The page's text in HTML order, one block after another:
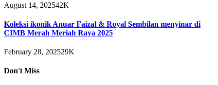
August 14, 202542K
Koleksi ikonik Anuar Faizal & Royal Sembilan menyinar di
CIMB Merah Meriah Raya 2025
February 28, 202529K
Don't Miss